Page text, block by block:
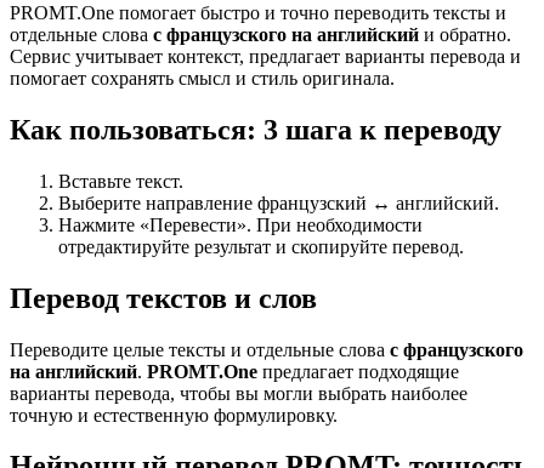
PROMT.One помогает быстро и точно переводить тексты и
отдельные слова с французского на английский и обратно.
Сервис учитывает контекст, предлагает варианты перевода и
помогает сохранять смысл и стиль оригинала.
Как пользоваться: 3 шага к переводу
Вставьте текст.
Выберите направление французский ↔ английский.
Нажмите «Перевести». При необходимости
отредактируйте результат и скопируйте перевод.
Перевод текстов и слов
Переводите целые тексты и отдельные слова с французского
на английский. PROMT.One предлагает подходящие
варианты перевода, чтобы вы могли выбрать наиболее
точную и естественную формулировку.